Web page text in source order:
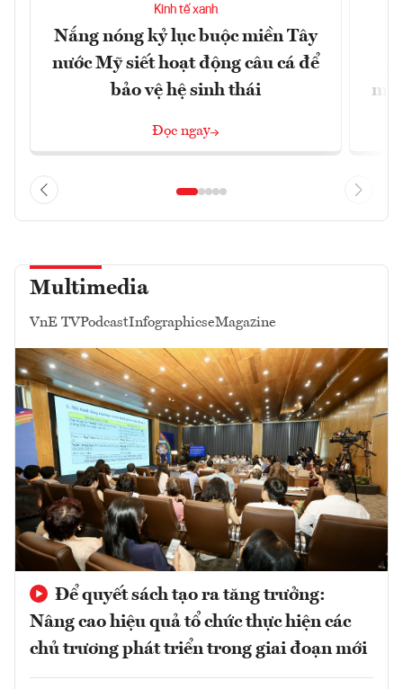
Kinh tế xanh
Nắng nóng kỷ lục buộc miền Tây
nước Mỹ siết hoạt động câu cá để
bảo vệ hệ sinh thái
Đọc ngay
Multimedia
VnE TVPodcastInfographicseMagazine
Để quyết sách tạo ra tăng trưởng:
Nâng cao hiệu quả tổ chức thực hiện các
chủ trương phát triển trong giai đoạn mới